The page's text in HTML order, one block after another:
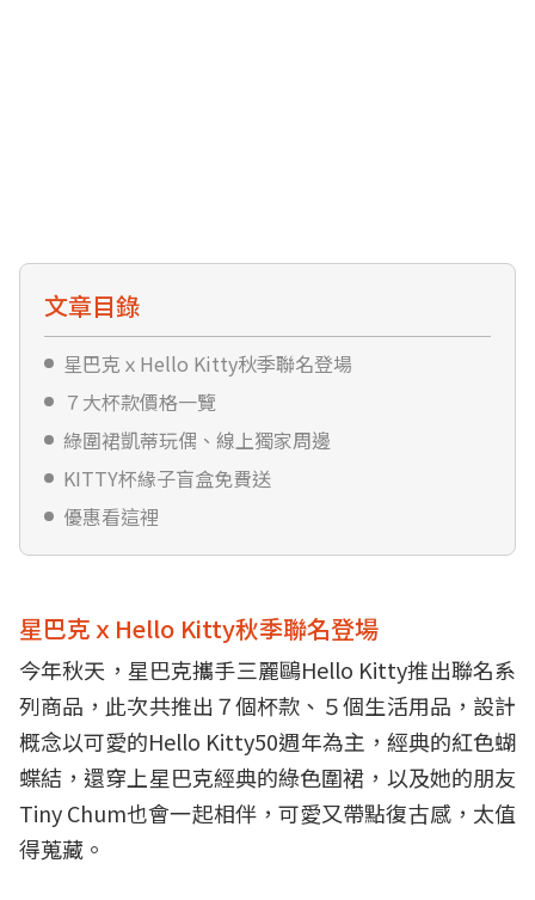
文章目錄
星巴克ｘHello Kitty秋季聯名登場
７大杯款價格一覽
綠圍裙凱蒂玩偶、線上獨家周邊
KITTY杯緣子盲盒免費送
優惠看這裡
星巴克ｘHello Kitty秋季聯名登場
今年秋天，星巴克攜手三麗鷗Hello Kitty推出聯名系
列商品，此次共推出７個杯款、５個生活用品，設計
概念以可愛的Hello Kitty50週年為主，經典的紅色蝴
蝶結，還穿上星巴克經典的綠色圍裙，以及她的朋友
Tiny Chum也會一起相伴，可愛又帶點復古感，太值
得蒐藏。